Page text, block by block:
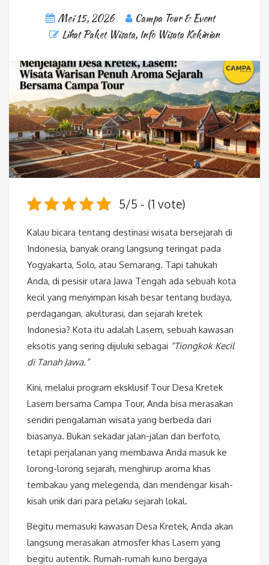
Mei 15, 2026
Campa Tour & Event
Lihat Paket Wisata, Info Wisata Kekinian
5/5 - (1 vote)
Kalau bicara tentang destinasi wisata bersejarah di
Indonesia, banyak orang langsung teringat pada
Yogyakarta, Solo, atau Semarang. Tapi tahukah
Anda, di pesisir utara Jawa Tengah ada sebuah kota
kecil yang menyimpan kisah besar tentang budaya,
perdagangan, akulturasi, dan sejarah kretek
Indonesia? Kota itu adalah Lasem, sebuah kawasan
eksotis yang sering dijuluki sebagai “Tiongkok Kecil
di Tanah Jawa.”
Kini, melalui program eksklusif Tour Desa Kretek
Lasem bersama Campa Tour, Anda bisa merasakan
sendiri pengalaman wisata yang berbeda dari
biasanya. Bukan sekadar jalan-jalan dan berfoto,
tetapi perjalanan yang membawa Anda masuk ke
lorong-lorong sejarah, menghirup aroma khas
tembakau yang melegenda, dan mendengar kisah-
kisah unik dari para pelaku sejarah lokal.
Begitu memasuki kawasan Desa Kretek, Anda akan
langsung merasakan atmosfer khas Lasem yang
begitu autentik. Rumah-rumah kuno bergaya